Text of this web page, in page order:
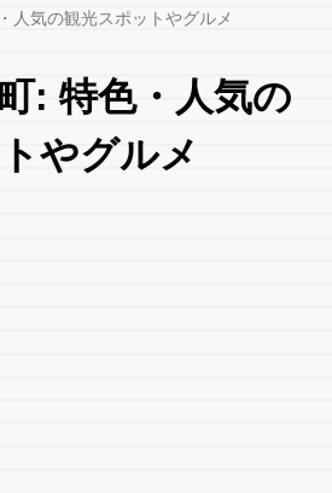
人気の観光スポットやグルメ
: 特色・人気の
やグルメ